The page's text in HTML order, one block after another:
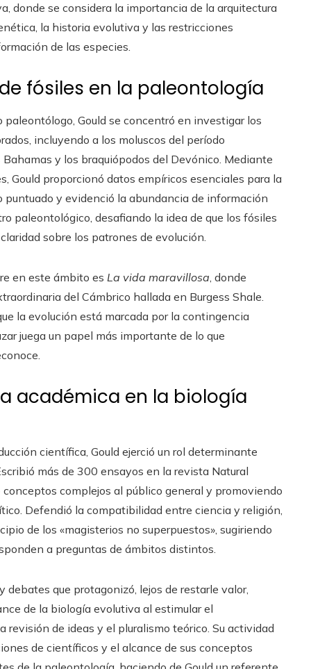
donde se considera la importancia de la arquitectura
la historia evolutiva y las restricciones
de las especies.
fósiles en la paleontología
paleontólogo, Gould se concentró en investigar los
incluyendo a los moluscos del período
y los braquiópodos del Devónico. Mediante
Gould proporcionó datos empíricos esenciales para la
puntuado y evidenció la abundancia de información
paleontológico, desafiando la idea de que los fósiles
sobre los patrones de evolución.
en este ámbito es La vida maravillosa, donde
del Cámbrico hallada en Burgess Shale.
la evolución está marcada por la contingencia
juega un papel más importante de lo que
académica en la biología
científica, Gould ejerció un rol determinante
más de 300 ensayos en la revista Natural
conceptos complejos al público general y promoviendo
Defendió la compatibilidad entre ciencia y religión,
de los «magisterios no superpuestos», sugiriendo
a preguntas de ámbitos distintos.
debates que protagonizó, lejos de restarle valor,
de la biología evolutiva al estimular el
revisión de ideas y el pluralismo teórico. Su actividad
de científicos y el alcance de sus conceptos